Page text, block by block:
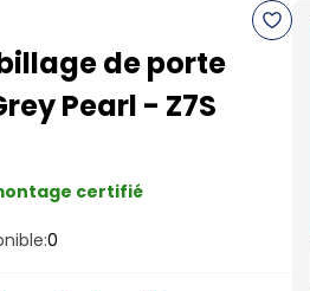
de porte
Pearl - Z7S
certifié
0